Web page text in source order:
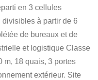
en 3 cellules
divisibles à partir de 6
de bureaux et de
et logistique Classe
m, 18 quais, 3 portes
extérieur. Site